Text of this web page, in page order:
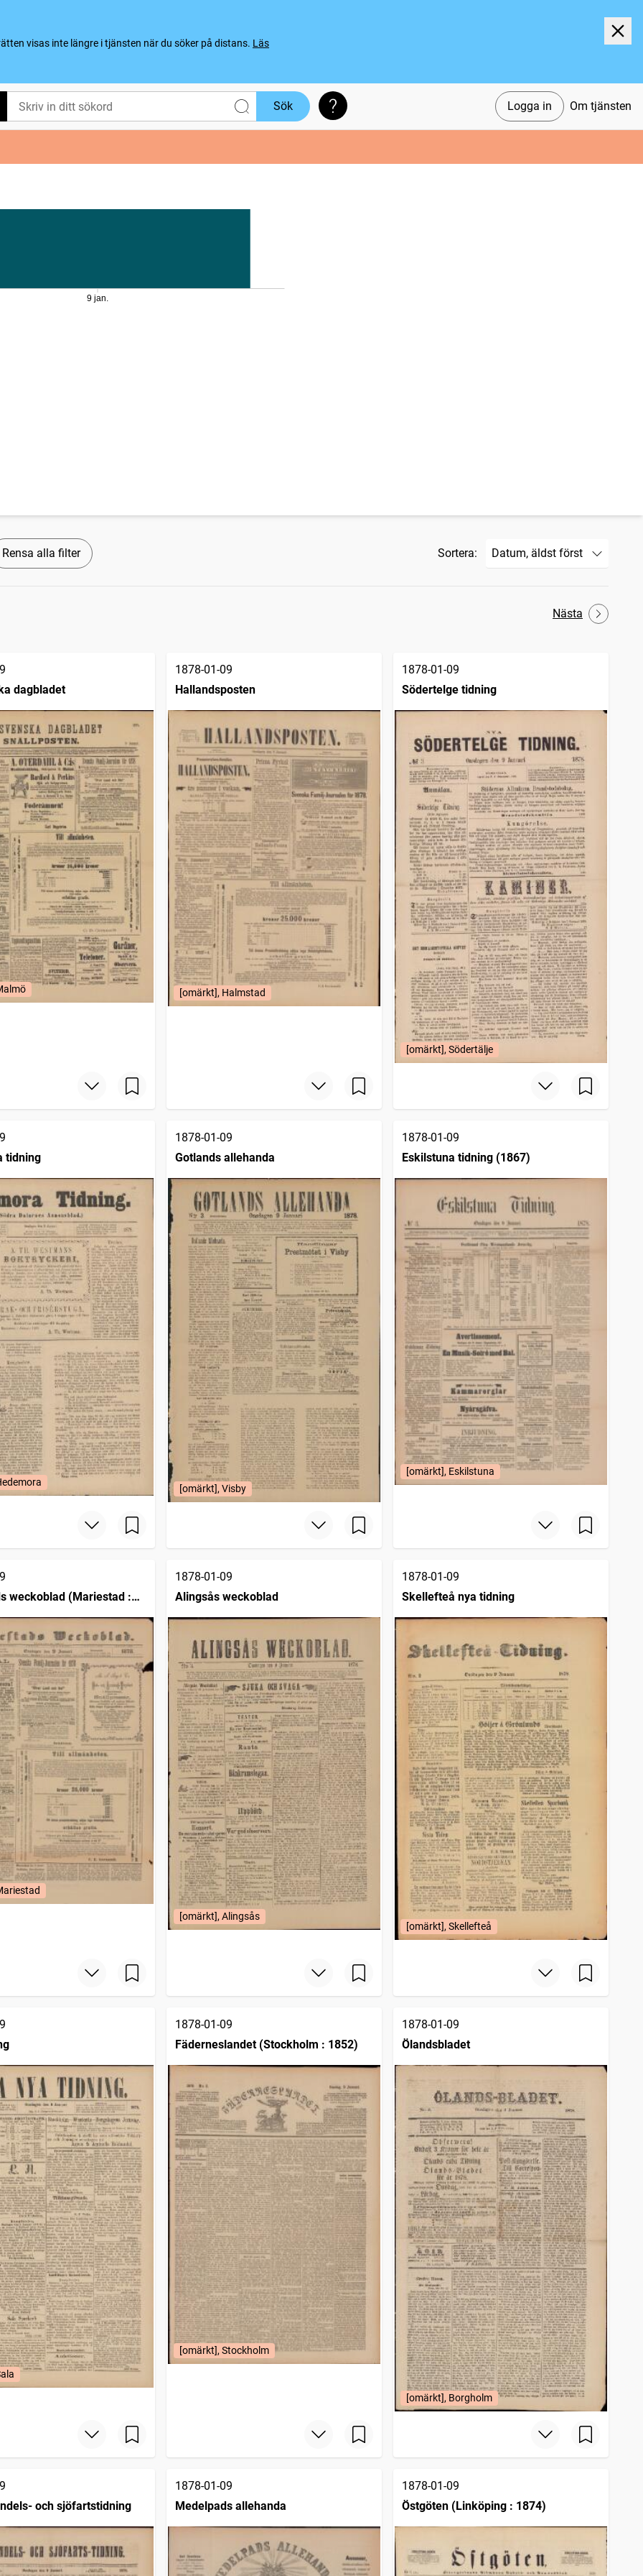
visas inte längre i tjänsten när du söker på distans. Läs
Logga in Om tjänsten
Sök Söktips
9 jan.
Rensa alla filter Sortera:
Nästa
dagbladet
1878-01-09
Hallandsposten
[omärkt], Halmstad
1878-01-09
Södertelge tidning
[omärkt], Södertälje
tidning
1878-01-09
Gotlands allehanda
[omärkt], Visby
1878-01-09
Eskilstuna tidning (1867)
[omärkt], Eskilstuna
weckoblad (Mariestad :
1878-01-09
Alingsås weckoblad
[omärkt], Alingsås
1878-01-09
Skellefteå nya tidning
[omärkt], Skellefteå
1878-01-09
Fäderneslandet (Stockholm : 1852)
[omärkt], Stockholm
1878-01-09
Ölandsbladet
[omärkt], Borgholm
och sjöfartstidning
1878-01-09
Medelpads allehanda
1878-01-09
Östgöten (Linköping : 1874)